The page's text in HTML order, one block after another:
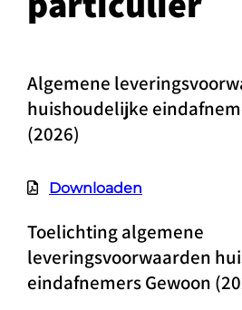
Algemene
huishoudelijke
(2026)
Downloaden
Toelichting algemene
leveringsvoorwaarden
eindafnemers Gewoon